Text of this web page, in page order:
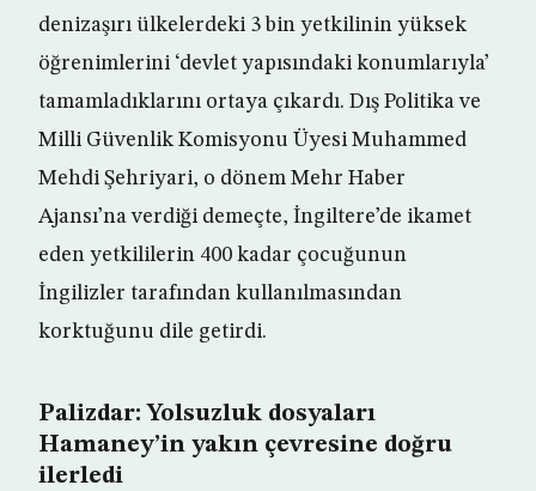
denizaşırı ülkelerdeki 3 bin yetkilinin yüksek
öğrenimlerini ‘devlet yapısındaki konumlarıyla’
tamamladıklarını ortaya çıkardı. Dış Politika ve
Milli Güvenlik Komisyonu Üyesi Muhammed
Mehdi Şehriyari, o dönem Mehr Haber
Ajansı’na verdiği demeçte, İngiltere’de ikamet
eden yetkililerin 400 kadar çocuğunun
İngilizler tarafından kullanılmasından
korktuğunu dile getirdi.
Palizdar: Yolsuzluk dosyaları
Hamaney’in yakın çevresine doğru
ilerledi